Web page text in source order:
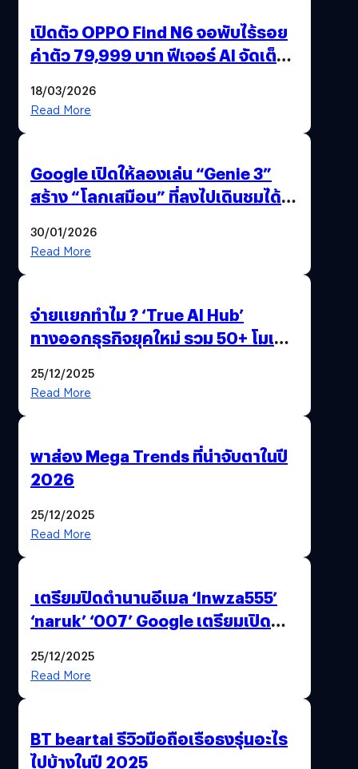
เปิดตัว OPPO Find N6 จอพับไร้รอย
ค่าตัว 79,999 บาท ฟีเจอร์ AI จัดเต็ม
18/03/2026
Read More
Google เปิดให้ลองเล่น “Genie 3”
สร้าง “โลกเสมือน” ที่ลงไปเดินชมได้
30/01/2026
Read More
จ่ายแยกทำไม ? ‘True AI Hub’
ทางออกธุรกิจยุคใหม่ รวม 50+ โมเดล
25/12/2025
Read More
พาส่อง Mega Trends ที่น่าจับตาในปี
2026
25/12/2025
Read More
เตรียมปิดตำนานอีเมล ‘lnwza555’
‘naruk’ ‘007’ Google เตรียมเปิด
25/12/2025
Read More
BT beartai รีวิวมือถือเรือธงรุ่นอะไร
ไปบ้างในปี 2025